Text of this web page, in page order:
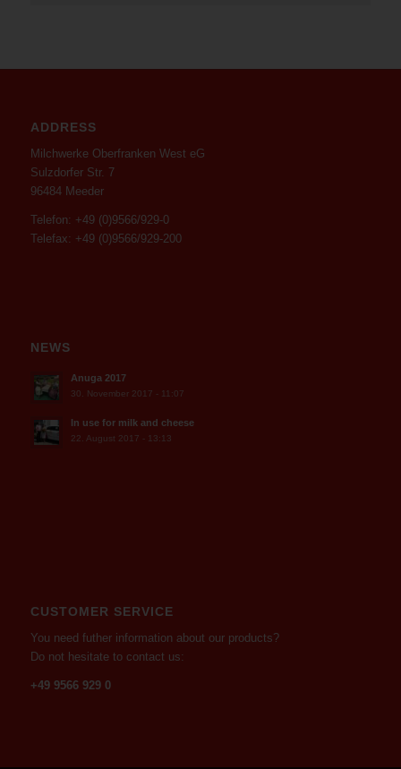
ADDRESS
Milchwerke Oberfranken West eG
Sulzdorfer Str. 7
96484 Meeder
Telefon: +49 (0)9566/929-0
Telefax: +49 (0)9566/929-200
NEWS
Anuga 2017
30. November 2017 - 11:07
In use for milk and cheese
22. August 2017 - 13:13
CUSTOMER SERVICE
You need futher information about our products?
Do not hesitate to contact us:
+49 9566 929 0